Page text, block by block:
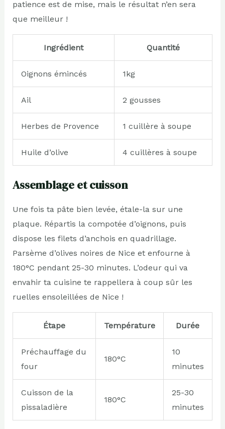
patience est de mise, mais le résultat n’en sera
que meilleur !
Ingrédient Quantité
Oignons émincés 1kg
Ail 2 gousses
Herbes de Provence 1 cuillère à soupe
Huile d’olive 4 cuillères à soupe
Assemblage et cuisson
Une fois ta pâte bien levée, étale-la sur une
plaque. Répartis la compotée d’oignons, puis
dispose les filets d’anchois en quadrillage.
Parsème d’olives noires de Nice et enfourne à
180°C pendant 25-30 minutes. L’odeur qui va
envahir ta cuisine te rappellera à coup sûr les
ruelles ensoleillées de Nice !
Étape Température Durée
Préchauffage du
four
180°C
10
minutes
Cuisson de la
pissaladière
180°C
25-30
minutes